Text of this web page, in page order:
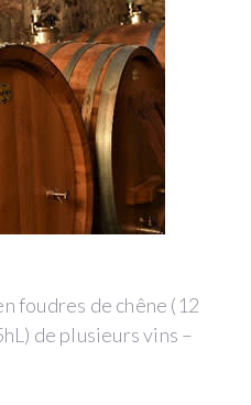
foudres de chêne (12
de plusieurs vins –